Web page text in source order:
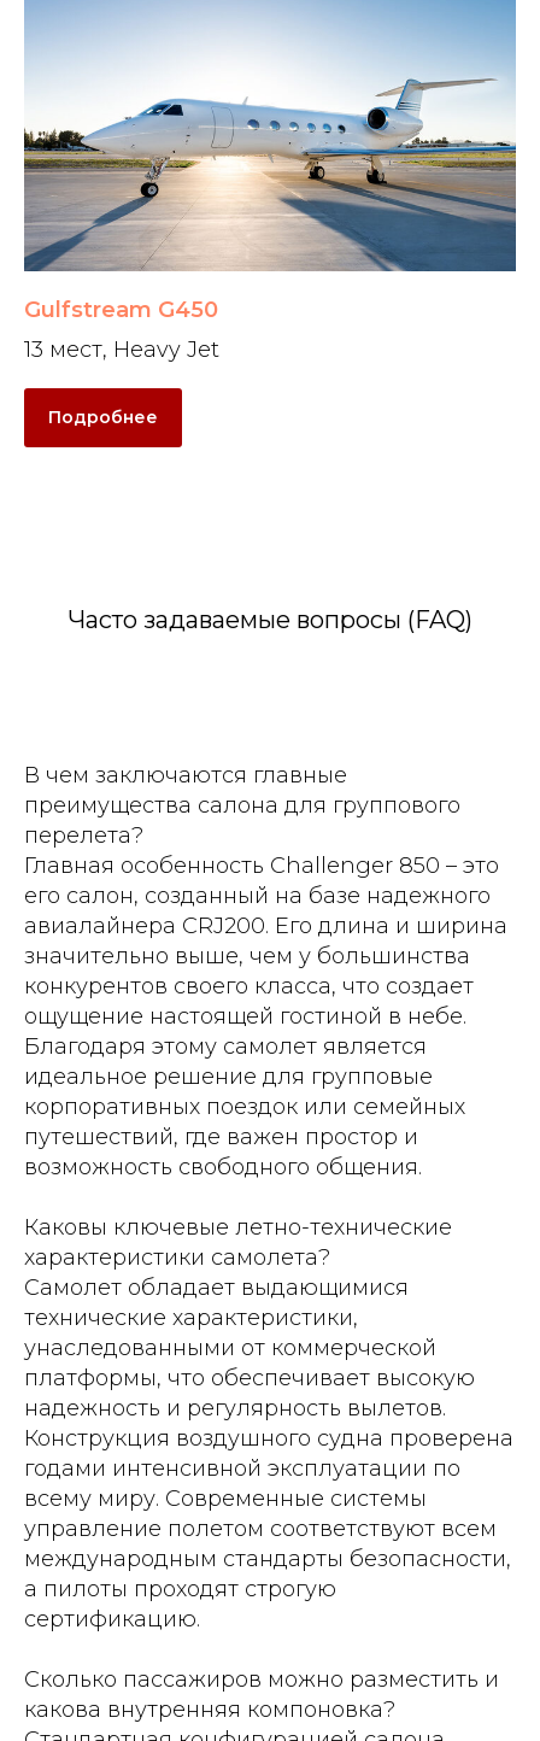
Gulfstream G450
13 мест, Heavy Jet
Подробнее
Часто задаваемые вопросы (FAQ)
В чем заключаются главные
преимущества салона для группового
перелета?
Главная особенность Challenger 850 – это
его салон, созданный на базе надежного
авиалайнера CRJ200. Его длина и ширина
значительно выше, чем у большинства
конкурентов своего класса, что создает
ощущение настоящей гостиной в небе.
Благодаря этому самолет является
идеальное решение для групповые
корпоративных поездок или семейных
путешествий, где важен простор и
возможность свободного общения.
Каковы ключевые летно-технические
характеристики самолета?
Самолет обладает выдающимися
технические характеристики,
унаследованными от коммерческой
платформы, что обеспечивает высокую
надежность и регулярность вылетов.
Конструкция воздушного судна проверена
годами интенсивной эксплуатации по
всему миру. Современные системы
управление полетом соответствуют всем
международным стандарты безопасности,
а пилоты проходят строгую
сертификацию.
Сколько пассажиров можно разместить и
какова внутренняя компоновка?